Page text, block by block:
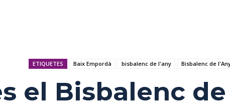
ETIQUETES Baix Empordà bisbalenc de l'any Bisbalenc de
el Bisbalenc de